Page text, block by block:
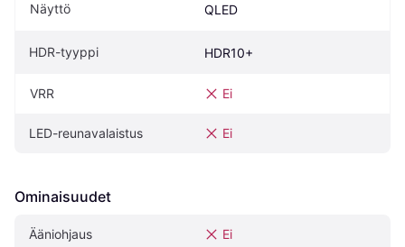
Näyttö QLED
HDR-tyyppi HDR10+
VRR Ei
LED-reunavalaistus Ei
Ominaisuudet
Ääniohjaus Ei